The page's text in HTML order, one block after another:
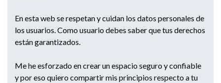
En esta web se respetan y cuidan los datos personales de
los usuarios. Como usuario debes saber que tus derechos
están garantizados.
Me he esforzado en crear un espacio seguro y confiable
y por eso quiero compartir mis principios respecto a tu